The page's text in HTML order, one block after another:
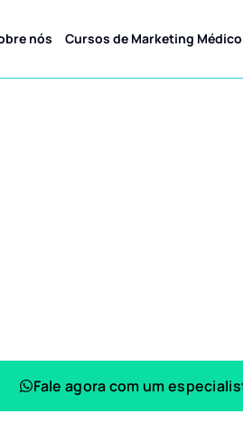
nós Cursos de Marketing Médico
Fale agora com um